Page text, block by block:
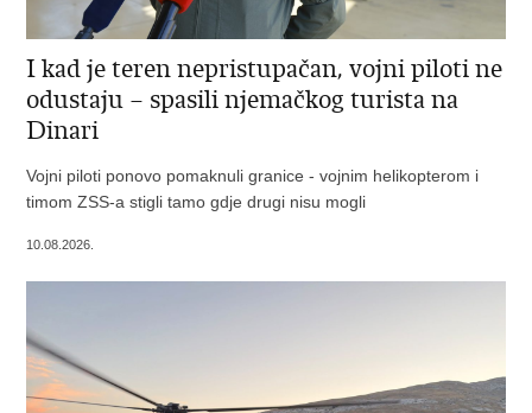
I kad je teren nepristupačan, vojni piloti ne
odustaju – spasili njemačkog turista na
Dinari
Vojni piloti ponovo pomaknuli granice - vojnim helikopterom i
timom ZSS-a stigli tamo gdje drugi nisu mogli
10.08.2026.